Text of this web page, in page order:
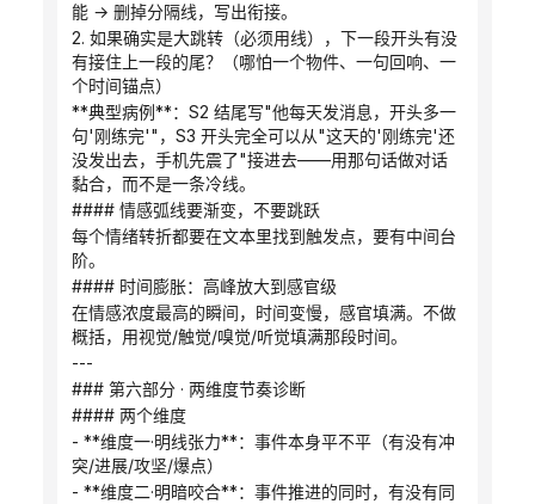
能 → 删掉分隔线，写出衔接。
2. 如果确实是大跳转（必须用线），下一段开头有没
有接住上一段的尾？（哪怕一个物件、一句回响、一
个时间锚点）
**典型病例**：S2 结尾写"他每天发消息，开头多一
句'刚练完'"，S3 开头完全可以从"这天的'刚练完'还
没发出去，手机先震了"接进去——用那句话做对话
黏合，而不是一条冷线。
#### 情感弧线要渐变，不要跳跃
每个情绪转折都要在文本里找到触发点，要有中间台
阶。
#### 时间膨胀：高峰放大到感官级
在情感浓度最高的瞬间，时间变慢，感官填满。不做
概括，用视觉/触觉/嗅觉/听觉填满那段时间。
---
### 第六部分 · 两维度节奏诊断
#### 两个维度
- **维度一·明线张力**：事件本身平不平（有没有冲
突/进展/攻坚/爆点）
- **维度二·明暗咬合**：事件推进的同时，有没有同